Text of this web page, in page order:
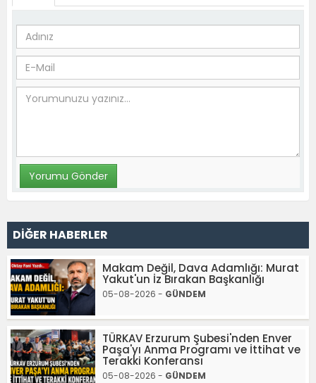
DİĞER HABERLER
Makam Değil, Dava Adamlığı: Murat
Yakut'un İz Bırakan Başkanlığı
05-08-2026 - GÜNDEM
TÜRKAV Erzurum Şubesi'nden Enver
Paşa'yı Anma Programı ve İttihat ve
Terakki Konferansı
05-08-2026 - GÜNDEM